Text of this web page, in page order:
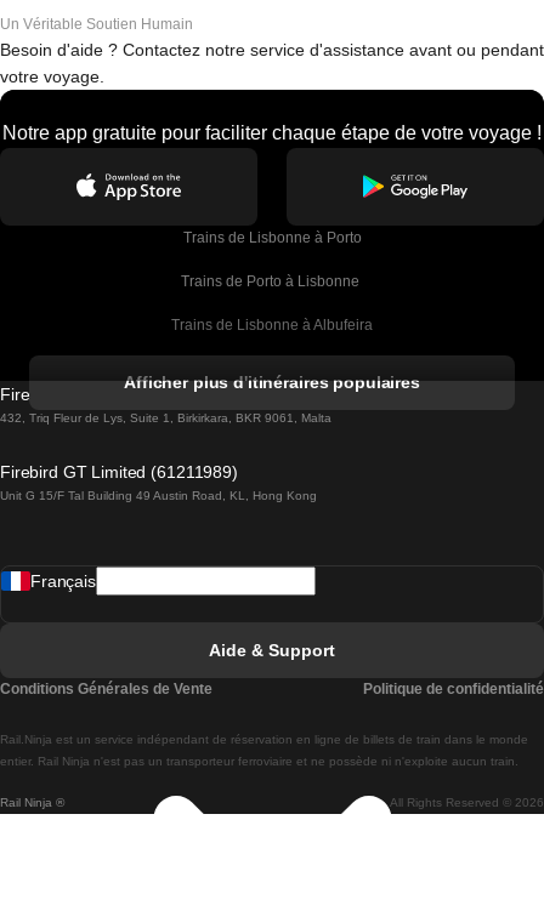
Un Véritable Soutien Humain
Besoin d'aide ? Contactez notre service d'assistance avant ou pendant
votre voyage.
Notre app gratuite pour faciliter chaque étape de votre voyage !
Trains de Lisbonne à Porto
Trains de Porto à Lisbonne
Trains de Lisbonne à Albufeira
Trains de Lisbonne à Lagos
Trains de Lisbonne à Madrid
Trains de Lisbonne à Braga
Trains de Braga à Lisbonne
Afficher plus d'itinéraires populaires
Firebird GT Limited (OC 1451)
432, Triq Fleur de Lys, Suite 1, Birkirkara, BKR 9061, Malta
Firebird GT Limited (61211989)
Unit G 15/F Tal Building 49 Austin Road, KL, Hong Kong
Rail Ninja ® All Rights Reserved © 2026
Rail.Ninja est un service indépendant de réservation en ligne de billets de train dans le monde
entier. Rail Ninja n'est pas un transporteur ferroviaire et ne possède ni n'exploite aucun train.
Français
Aide & Support
Conditions Générales de Vente Politique de confidentialité